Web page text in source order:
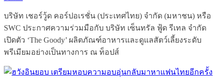
บริษัท เชอร์วู้ด คอร์ปอเรชั่น (ประเทศไทย) จำกัด (มหาชน) หรือ
SWC ประกาศความร่วมมือกับ บริษัท เซ็นทรัล ฟู้ด รีเทล จำกัด
เปิดตัว ‘The Goody’ ผลิตภัณฑ์อาหารและดูแลสัตว์เลี้ยงระดับ
พรีเมียมอย่างเป็นทางการ ณ ท็อปส์